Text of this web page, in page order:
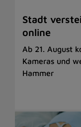
Stadt
online
Ab 21. August
Kameras und
Hammer